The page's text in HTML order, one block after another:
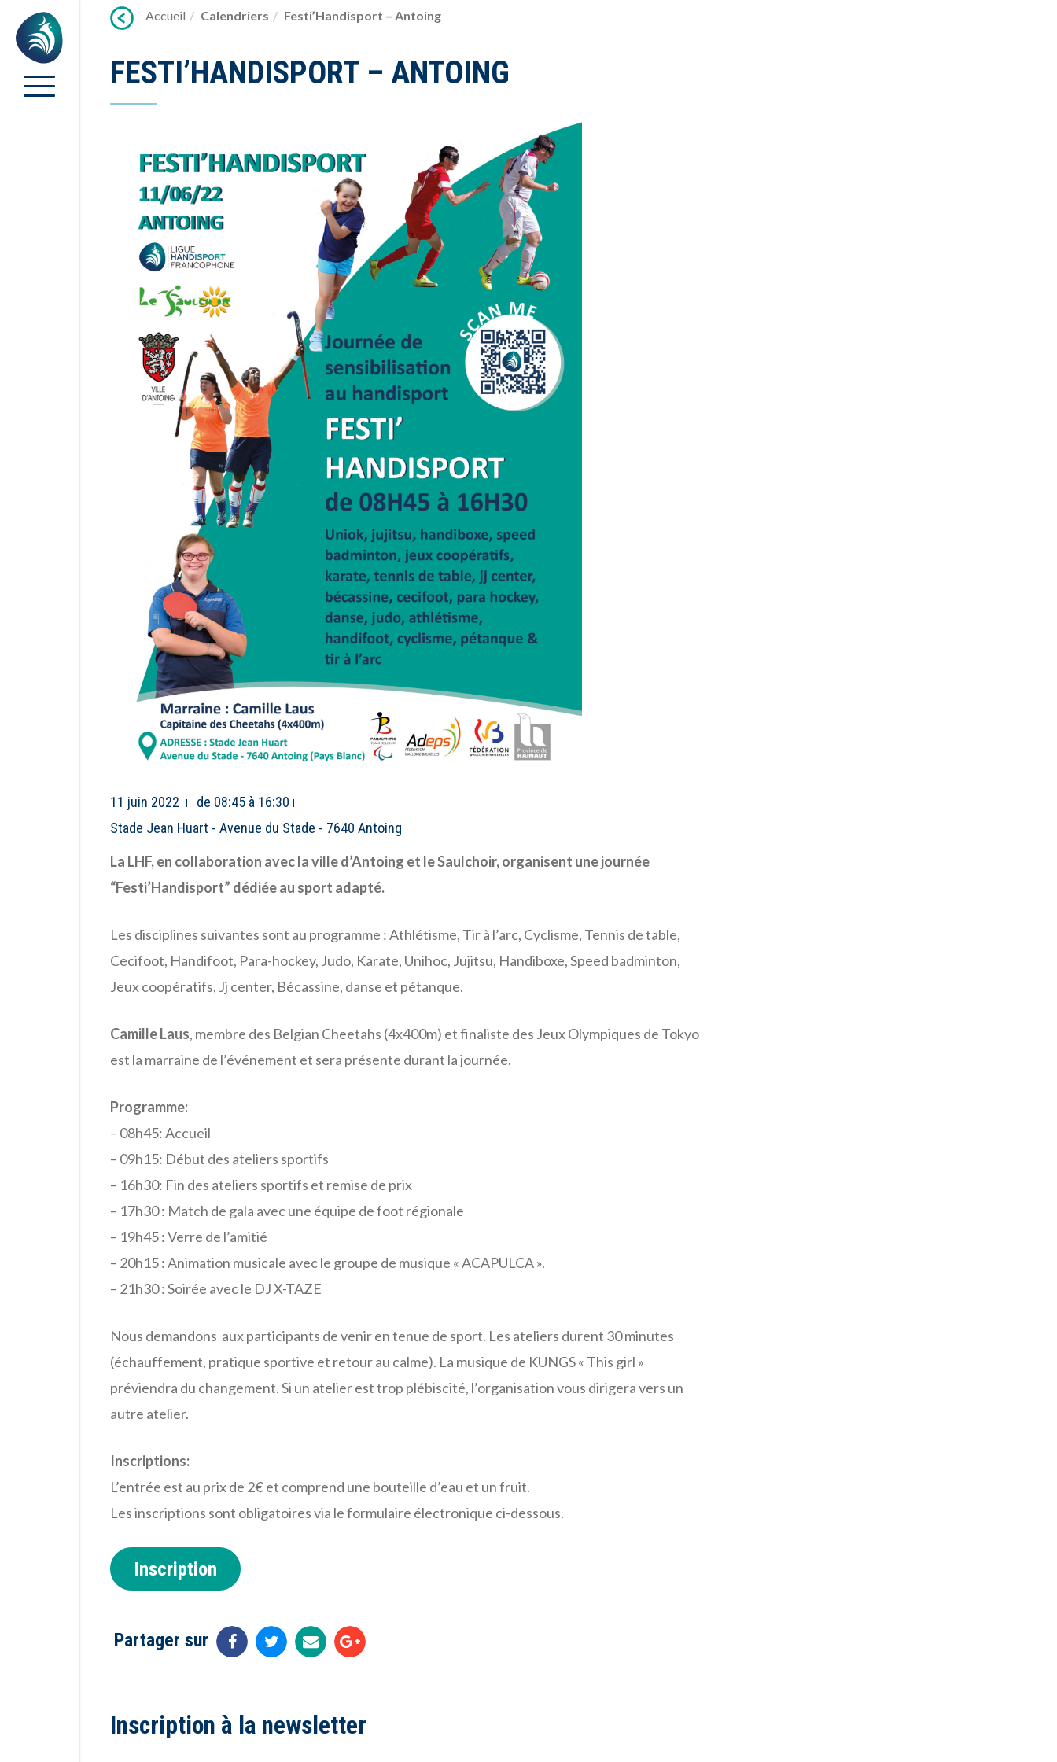
Accueil Calendriers Festi’Handisport – Antoing
FESTI’HANDISPORT – ANTOING
11 juin 2022
de 08:45 à 16:30
Stade Jean Huart - Avenue du Stade - 7640 Antoing
La LHF, en collaboration avec la ville d’Antoing et le Saulchoir, organisent une journée
“Festi’Handisport” dédiée au sport adapté.
Les disciplines suivantes sont au programme : Athlétisme, Tir à l’arc, Cyclisme, Tennis de table,
Cecifoot, Handifoot, Para-hockey, Judo, Karate, Unihoc, Jujitsu, Handiboxe, Speed badminton,
Jeux coopératifs, Jj center, Bécassine, danse et pétanque.
Camille Laus, membre des Belgian Cheetahs (4x400m) et finaliste des Jeux Olympiques de Tokyo
est la marraine de l’événement et sera présente durant la journée.
Programme:
– 08h45: Accueil
– 09h15: Début des ateliers sportifs
– 16h30: Fin des ateliers sportifs et remise de prix
– 17h30 : Match de gala avec une équipe de foot régionale
– 19h45 : Verre de l’amitié
– 20h15 : Animation musicale avec le groupe de musique « ACAPULCA ».
– 21h30 : Soirée avec le DJ X-TAZE
Nous demandons aux participants de venir en tenue de sport. Les ateliers durent 30 minutes
(échauffement, pratique sportive et retour au calme). La musique de KUNGS « This girl »
préviendra du changement. Si un atelier est trop plébiscité, l’organisation vous dirigera vers un
autre atelier.
Inscriptions:
L’entrée est au prix de 2€ et comprend une bouteille d’eau et un fruit.
Les inscriptions sont obligatoires via le formulaire électronique ci-dessous.
Inscription
Partager sur
Inscription à la newsletter